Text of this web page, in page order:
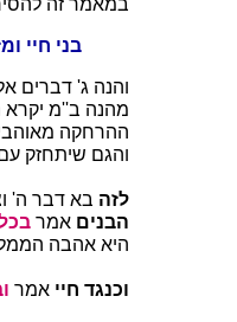
במאמר זה
בני חיי
והנה ג' דברים
מהנה ב''מ יקרא
ההרחקה
והגם שיתחזק
לזה בא דבר ה'
הבנים אמר
היא אהבה
וכנגד חיי אמר